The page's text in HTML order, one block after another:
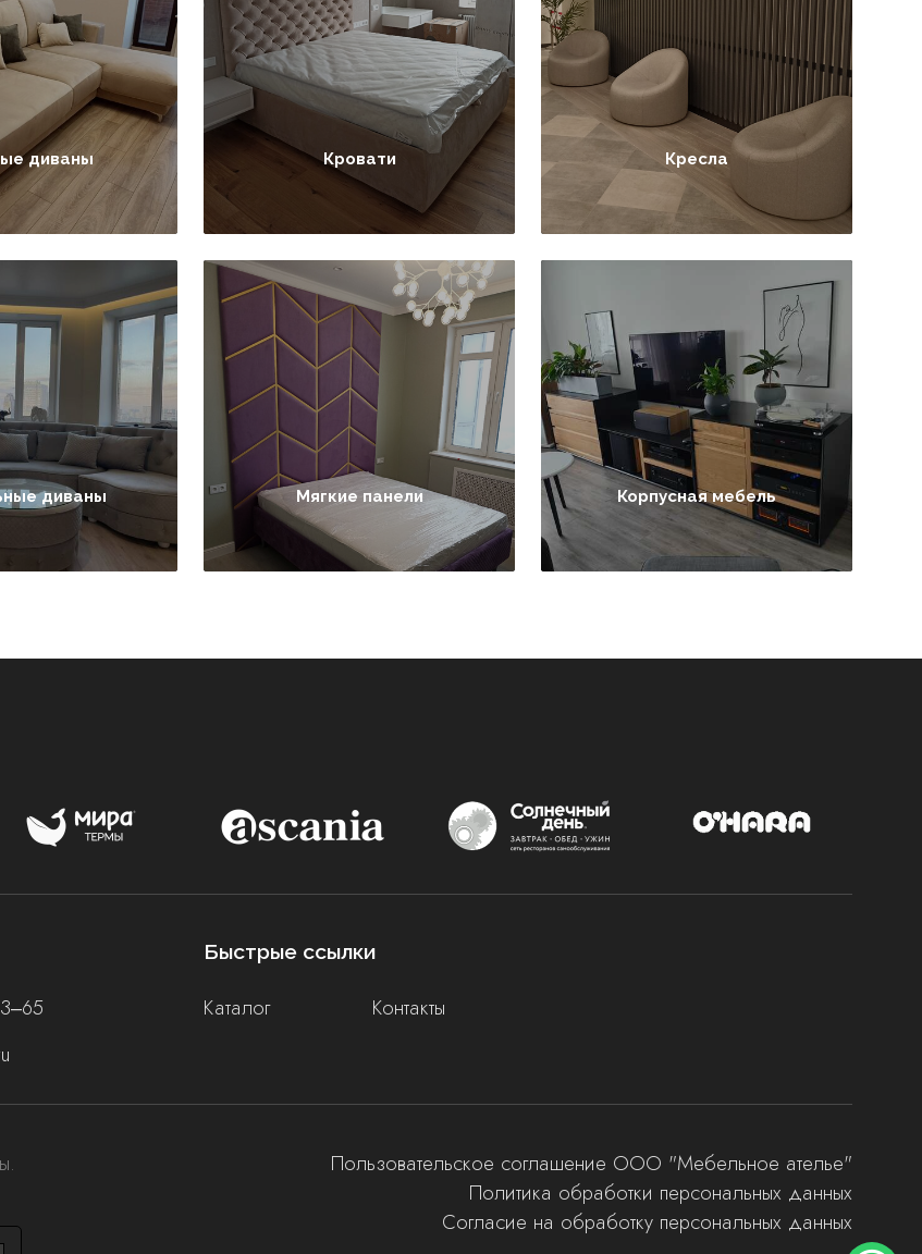
диваны Кровати Кресла
диваны Мягкие панели Корпусная мебель
Быстрые ссылки
Каталог Контакты
Пользовательское соглашение ООО "Мебельное ателье"
Политика обработки персональных данных
Согласие на обработку персональных данных